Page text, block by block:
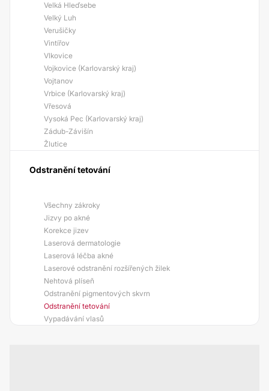
Velká Hleďsebe
Velký Luh
Verušičky
Vintířov
Vlkovice
Vojkovice (Karlovarský kraj)
Vojtanov
Vrbice (Karlovarský kraj)
Vřesová
Vysoká Pec (Karlovarský kraj)
Zádub-Závišín
Žlutice
Odstranění tetování
Všechny zákroky
Jizvy po akné
Korekce jizev
Laserová dermatologie
Laserová léčba akné
Laserové odstranění rozšířených žilek
Nehtová plíseň
Odstranění pigmentových skvrn
Odstranění tetování
Vypadávání vlasů